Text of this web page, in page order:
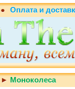
● Оплата и
► Моноколеса